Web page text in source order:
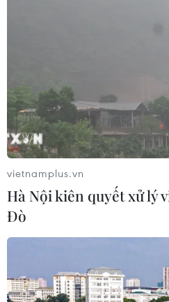
Đẩy nhanh dự
Tiếp tục Dự án đưa điện
đơn vị thi công đã bắt đầu
và kéo vào bờ đấu nối với
xã Bình Hải, huyện Bình Sơn.
vietnamplus.vn
Hà Nội kiên quyết xử lý
Đò